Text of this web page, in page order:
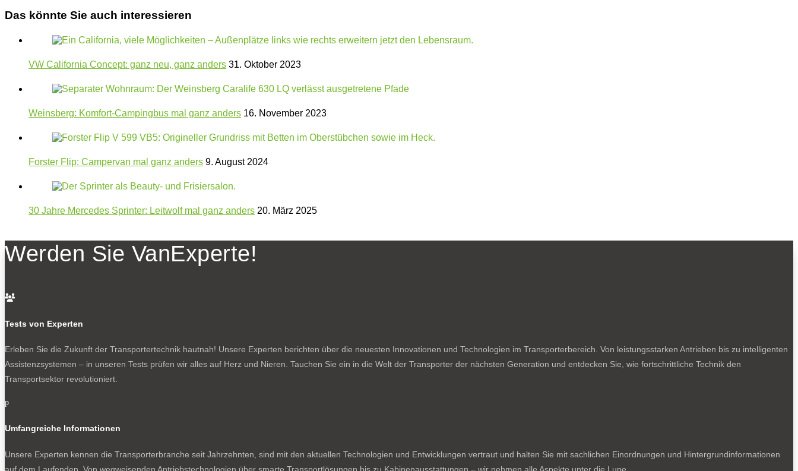
Das könnte Sie auch interessieren
VW California Concept: ganz neu, ganz anders 31. Oktober 2023
Weinsberg: Komfort-Campingbus mal ganz anders 16. November 2023
Forster Flip: Campervan mal ganz anders 9. August 2024
30 Jahre Mercedes Sprinter: Leitwolf mal ganz anders 20. März 2025
Werden Sie VanExperte!

Tests von Experten
Erleben Sie die Zukunft der Transportertechnik hautnah! Unsere Experten berichten über die neuesten Innovationen und Technologien im Transporterbereich. Von leistungsstarken Antrieben bis zu intelligenten
Assistenzsystemen – in unseren Tests prüfen wir alles auf Herz und Nieren. Tauchen Sie ein in die Welt der Transporter der nächsten Generation und entdecken Sie, wie fortschrittliche Technik den
Transportsektor revolutioniert.
p
Umfangreiche Informationen
Unsere Experten kennen die Transporterbranche seit Jahrzehnten, sind mit den aktuellen Technologien und Entwicklungen vertraut und halten Sie mit sachlichen Einordnungen und Hintergrundinformationen
auf dem Laufenden. Von wegweisenden Antriebstechnologien über smarte Transportlösungen bis zu Kabinenausstattungen – wir nehmen alle Aspekte unter die Lupe.